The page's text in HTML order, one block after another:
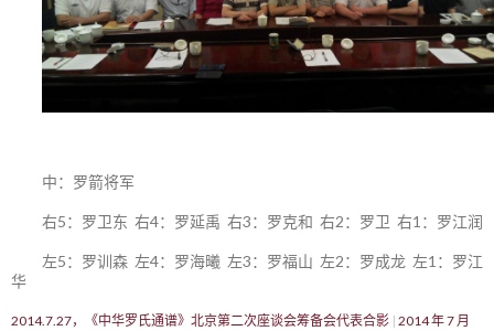
中：罗箭将军
右5：罗卫东 右4：罗延禹 右3：罗克和 右2：罗卫 右1：罗江润
左5：罗训森 左4：罗海曦 左3：罗福山 左2：罗成龙 左1：罗江
华
2014.7.27，《中华罗氏通谱》北京第二次座谈会筹备会代表合影 2014 年 7 月